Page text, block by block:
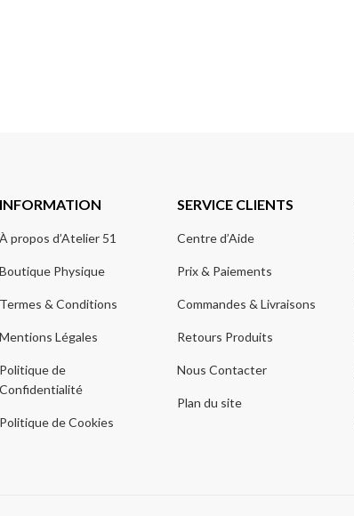
INFORMATION
À propos d’Atelier 51
Boutique Physique
Termes & Conditions
Mentions Légales
Politique de
Confidentialité
Politique de Cookies
SERVICE CLIENTS
Centre d’Aide
Prix & Paiements
Commandes & Livraisons
Retours Produits
Nous Contacter
Plan du site